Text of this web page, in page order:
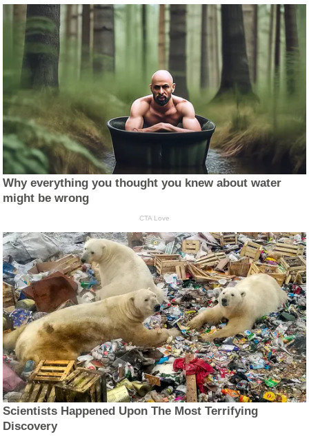
Why everything you thought you knew about water
might be wrong
CTA Love
Scientists Happened Upon The Most Terrifying
Discovery